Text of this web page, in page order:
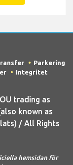
Parkering
Integritet
trading as
known as
/ All Rights
hemsidan för